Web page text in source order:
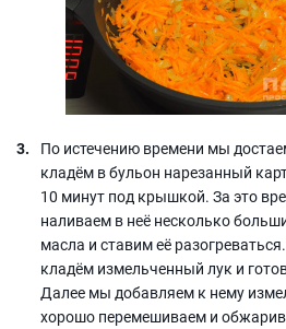
По истечению времени мы
кладём в бульон нарезанный
10 минут под крышкой. За это
наливаем в неё несколько
масла и ставим её
кладём измельченный лук и
Далее мы добавляем к нему
хорошо перемешиваем и